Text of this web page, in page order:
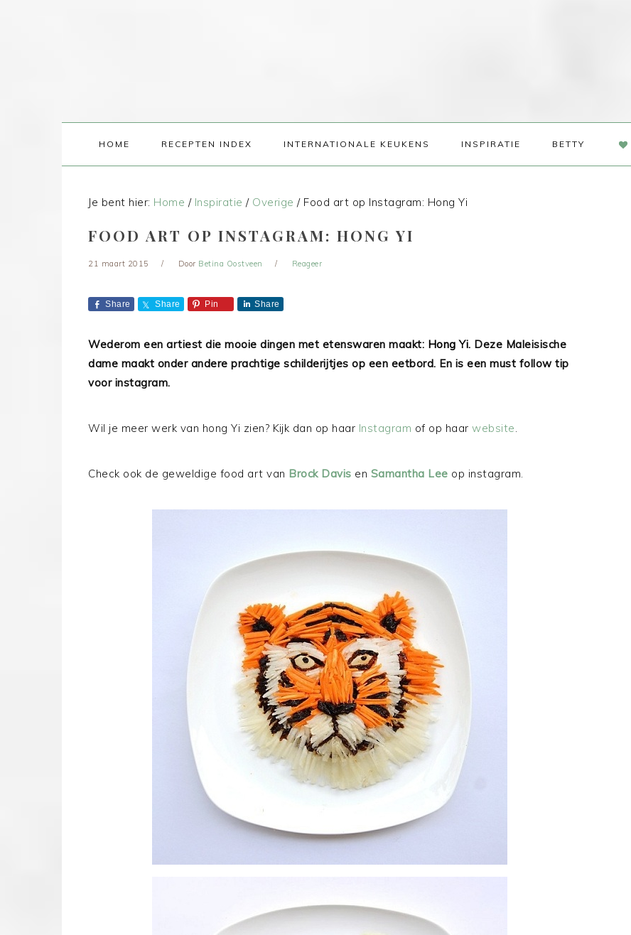
HOME RECEPTEN INDEX INTERNATIONALE KEUKENS INSPIRATIE BETTY
NAV
Je bent hier: Home / Inspiratie / Overige /Food art op Instagram: Hong Yi
FOOD ART OP INSTAGRAM: HONG YI
21 maart 2015 Door Betina Oostveen Reageer
Share Share Pin Share
Wederom een artiest die mooie dingen met etenswaren maakt: Hong Yi. Deze Maleisische
dame maakt onder andere prachtige schilderijtjes op een eetbord. En is een must follow tip
voor instagram.
Wil je meer werk van hong Yi zien? Kijk dan op haar Instagram of op haar website.
Check ook de geweldige food art van Brock Davis en Samantha Lee op instagram.